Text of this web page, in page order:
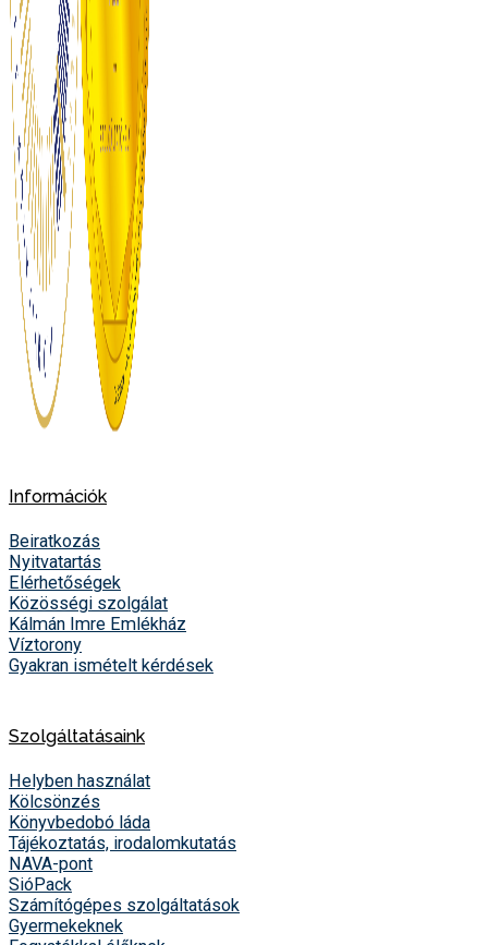
Információk
Beiratkozás
Nyitvatartás
Elérhetőségek
Közösségi szolgálat
Kálmán Imre Emlékház
Víztorony
Gyakran ismételt kérdések
Szolgáltatásaink
Helyben használat
Kölcsönzés
Könyvbedobó láda
Tájékoztatás, irodalomkutatás
NAVA-pont
SióPack
Számítógépes szolgáltatások
Gyermekeknek